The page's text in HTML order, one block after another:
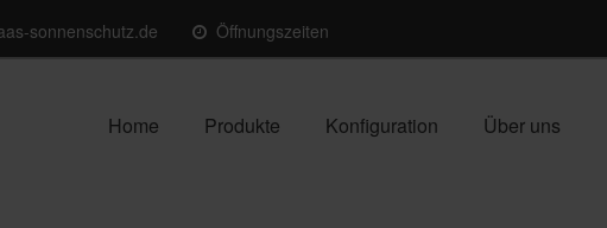
sonnenschutz.de Öffnungszeiten
Home Produkte Konfiguration Über uns